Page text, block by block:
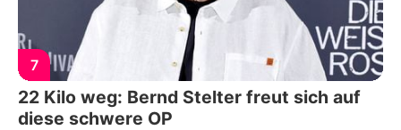
7
22 Kilo weg: Bernd Stelter freut sich auf
diese schwere OP